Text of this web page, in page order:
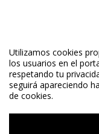
Utilizamos cookies
los usuarios en el
respetando tu
seguirá apareciendo
de cookies.